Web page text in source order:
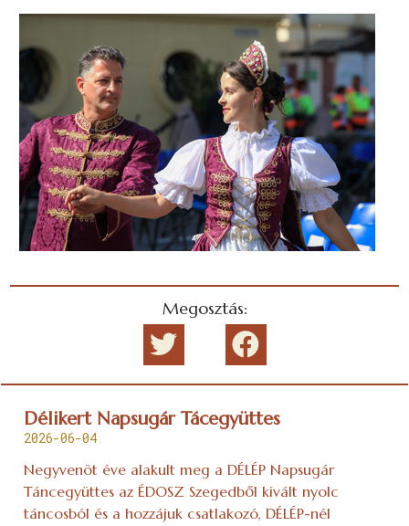
Megosztás:
Délikert Napsugár Tácegyüttes
2026-06-04
Negyvenöt éve alakult meg a DÉLÉP Napsugár
Táncegyüttes az ÉDOSZ Szegedből kivált nyolc
táncosból és a hozzájuk csatlakozó, DÉLÉP-nél